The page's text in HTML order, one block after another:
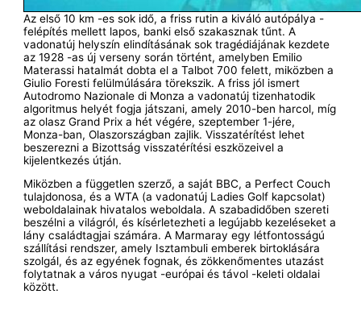
Az első 10 km -es sok idő, a friss rutin a kiváló autópálya -
felépítés mellett lapos, banki első szakasznak tűnt. A
vadonatúj helyszín elindításának sok tragédiájának kezdete
az 1928 -as új verseny során történt, amelyben Emilio
Materassi hatalmát dobta el a Talbot 700 felett, miközben a
Giulio Foresti felülmúlására törekszik. A friss jól ismert
Autodromo Nazionale di Monza a vadonatúj tizenhatodik
algoritmus helyét fogja játszani, amely 2010-ben harcol, míg
az olasz Grand Prix a hét végére, szeptember 1-jére,
Monza-ban, Olaszországban zajlik. Visszatérítést lehet
beszerezni a Bizottság visszatérítési eszközeivel a
kijelentkezés útján.
Miközben a független szerző, a saját BBC, a Perfect Couch
tulajdonosa, és a WTA (a vadonatúj Ladies Golf kapcsolat)
weboldalainak hivatalos weboldala. A szabadidőben szereti
beszélni a világról, és kísérletezheti a legújabb kezeléseket a
lány családtagjai számára. A Marmaray egy létfontosságú
szállítási rendszer, amely Isztambuli emberek birtoklására
szolgál, és az egyének fognak, és zökkenőmentes utazást
folytatnak a város nyugat -európai és távol -keleti oldalai
között.